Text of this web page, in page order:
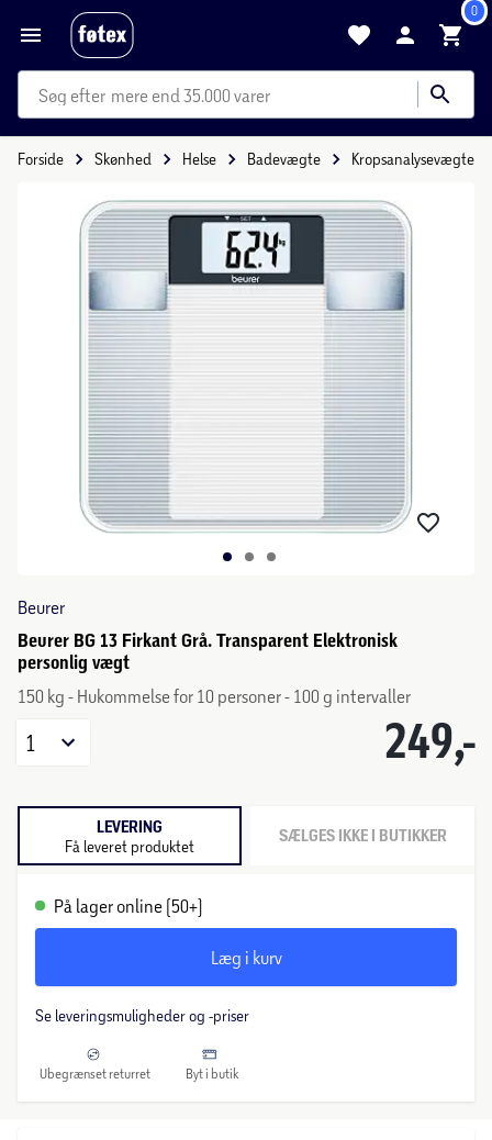
0
mere end 35.000 varer
Forside Skønhed Helse Badevægte Kropsanalysevægte
Beurer
Beurer BG 13 Firkant Grå. Transparent Elektronisk
personlig vægt
150 kg - Hukommelse for 10 personer - 100 g intervaller
249,-
1
LEVERING
Få leveret produktet SÆLGES IKKE I BUTIKKER
På lager online (50+)
Læg i kurv
Se leveringsmuligheder og -priser
Ubegrænset returret Byt i butik